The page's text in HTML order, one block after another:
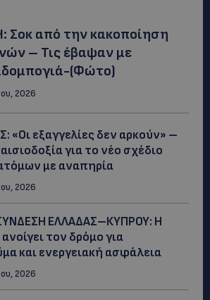
Σοκ από την κακοποίηση
– Τις έβαψαν με
(Φώτο)
2026
«Οι εξαγγελίες δεν αρκούν» –
για το νέο σχέδιο
με αναπηρία
2026
ΕΛΛΑΔΑΣ–ΚΥΠΡΟΥ: Η
τον δρόμο για
και ενεργειακή ασφάλεια
2026